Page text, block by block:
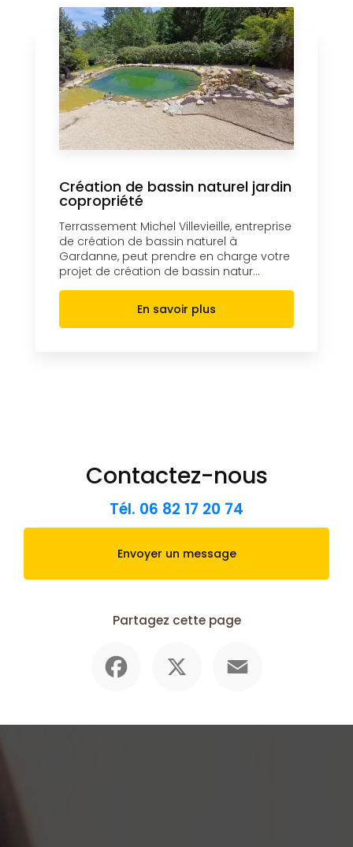
Création de bassin naturel jardin
copropriété
Terrassement Michel Villevieille, entreprise
de création de bassin naturel à
Gardanne, peut prendre en charge votre
projet de création de bassin natur...
En savoir plus
Contactez-nous
Tél. 06 82 17 20 74
Envoyer un message
Partagez cette page